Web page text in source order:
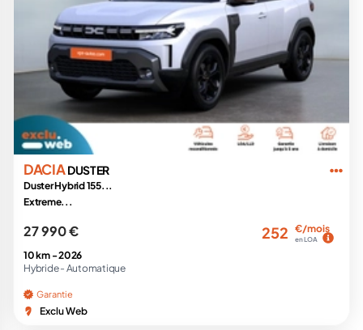
DACIADUSTER
Duster Hybrid 155...
Extreme...
27 990 € 252 €/mois
en LOA
10 km -2026
Hybride - Automatique
Garantie
Exclu Web